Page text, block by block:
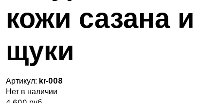
кожи сазана и
щуки
Артикул: kr-008
Нет в наличии